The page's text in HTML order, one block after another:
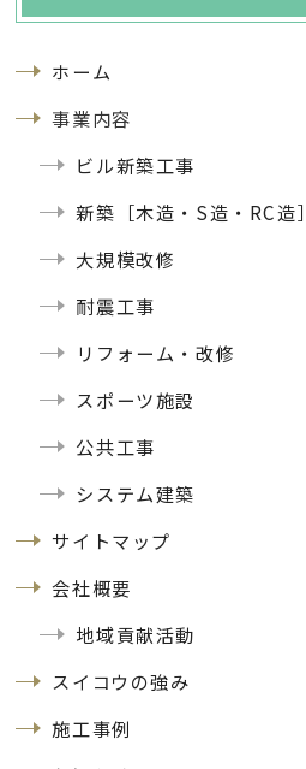
ホーム
事業内容
ビル新築工事
新築［木造・S造・RC造］
大規模改修
耐震工事
リフォーム・改修
スポーツ施設
公共工事
システム建築
サイトマップ
会社概要
地域貢献活動
スイコウの強み
施工事例